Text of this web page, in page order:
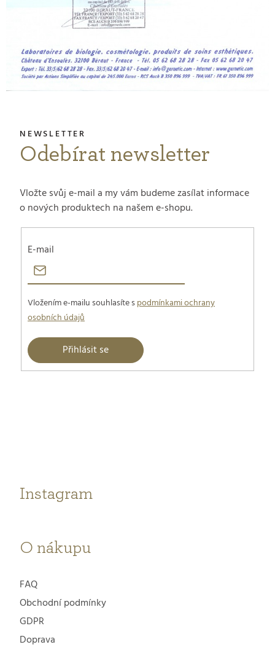
Odebírat newsletter
Vložte svůj e-mail a my vám budeme zasílat informace
o nových produktech na našem e-shopu.
E-mail
Vložením e-mailu souhlasíte spodmínkami ochrany
osobních údajů
Přihlásit se
Instagram
O nákupu
FAQ
Obchodní podmínky
GDPR
Doprava